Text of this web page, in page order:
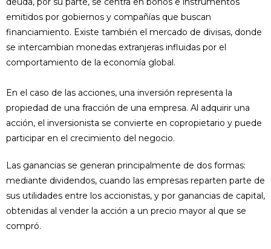
emitidos por gobiernos y compañías que buscan
financiamiento. Existe también el mercado de divisas, donde
se intercambian monedas extranjeras influidas por el
comportamiento de la economía global.
En el caso de las acciones, una inversión representa la
propiedad de una fracción de una empresa. Al adquirir una
acción, el inversionista se convierte en copropietario y puede
participar en el crecimiento del negocio.
Las ganancias se generan principalmente de dos formas:
mediante dividendos, cuando las empresas reparten parte de
sus utilidades entre los accionistas, y por ganancias de capital,
obtenidas al vender la acción a un precio mayor al que se
compró.